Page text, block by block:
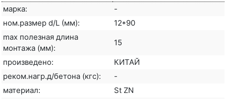
марка:
-
ном.размер d/L (мм):
12*90
max полезная длина
монтажа (мм):
15
произведено:
КИТАЙ
реком.нагр.д/бетона (кгс):
-
материал:
St ZN